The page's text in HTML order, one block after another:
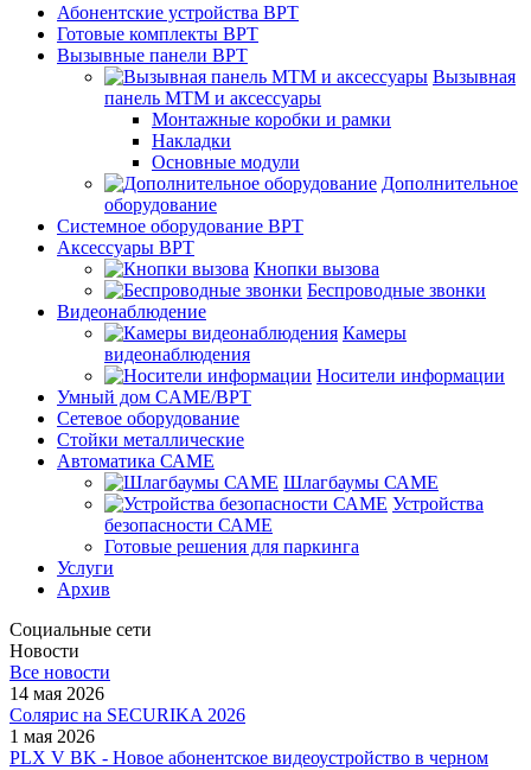
Абонентские устройства BPT
Готовые комплекты BPT
Вызывные панели BPT
Вызывная
панель MTM и аксессуары
Монтажные коробки и рамки
Накладки
Основные модули
Дополнительное
оборудование
Системное оборудование BPT
Аксессуары BPT
Кнопки вызова
Беспроводные звонки
Видеонаблюдение
Камеры
видеонаблюдения
Носители информации
Умный дом CAME/BPT
Сетевое оборудование
Стойки металлические
Автоматика САМЕ
Шлагбаумы САМЕ
Устройства
безопасности САМЕ
Готовые решения для паркинга
Услуги
Архив
Социальные сети
Новости
Все новости
14 мая 2026
Солярис на SECURIKA 2026
1 мая 2026
PLX V BK - Новое абонентское видеоустройство в черном